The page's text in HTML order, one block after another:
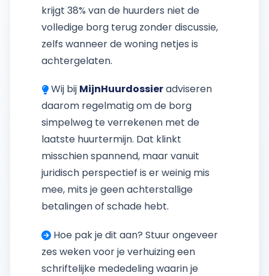
Inclusief voorbeeldbrief en stappenplan.
Doe de QuickScan
Gratis Huurcheck
krijgt 38% van de huurders niet de
volledige borg terug zonder discussie,
zelfs wanneer de woning netjes is
achtergelaten.
Wij bij MijnHuurdossieradviseren
daarom regelmatig om de borg
simpelweg te verrekenen met de
laatste huurtermijn. Dat klinkt
misschien spannend, maar vanuit
juridisch perspectief is er weinig mis
mee, mits je geen achterstallige
betalingen of schade hebt.
Hoe pak je dit aan? Stuur ongeveer
zes weken voor je verhuizing een
schriftelijke mededeling waarin je